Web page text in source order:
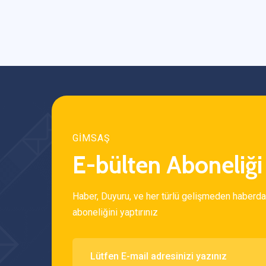
GİMSAŞ
E-bülten Aboneliği
Haber, Duyuru, ve her türlü gelişmeden
aboneliğini yaptırınız